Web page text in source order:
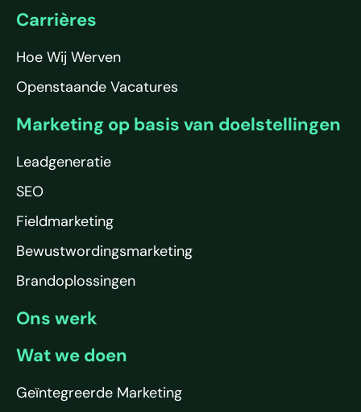
Carrières
Hoe Wij Werven
Openstaande Vacatures
Marketing op basis van doelstellingen
Leadgeneratie
SEO
Fieldmarketing
Bewustwordingsmarketing
Brandoplossingen
Ons werk
Wat we doen
Geïntegreerde Marketing